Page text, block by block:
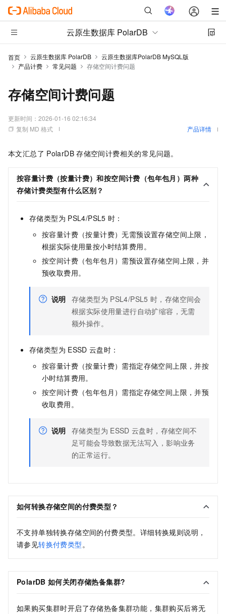
云原生数据库 PolarDB
首页 云原生数据库 PolarDB
云原生数据库PolarDB MySQL版
产品计费
常见问题 存储空间计费问题
存储空间计费问题
更新时间： 2026-01-16 02:16:34
复制 MD 格式
产品详情
本文汇总了 PolarDB 存储空间计费相关的常见问题。
按容量计费（按量计费）和按空间计费（包年包月）两种
存储计费类型有什么区别？
存储类型为 PSL4/PSL5 时：
按容量计费（按量计费）无需预设置存储空间上限，
根据实际使用量按小时结算费用。
按空间计费（包年包月）需预设置存储空间上限，并
预收取费用。
说明 存储类型为 PSL4/PSL5 时，存储空间会
根据实际使用量进行自动扩缩容，无需
额外操作。
存储类型为 ESSD 云盘时：
按容量计费（按量计费）需指定存储空间上限，并按
小时结算费用。
按空间计费（包年包月）需指定存储空间上限，并预
收取费用。
说明 存储类型为 ESSD 云盘时，存储空间不
足可能会导致数据无法写入，影响业务
的正常运行。
如何转换存储空间的付费类型 ？
不支持单独转换存储空间的付费类型。详细转换规则说明，
请参见转换付费类型。
PolarDB 如何关闭存储热备集群?
如果购买集群时开启了存储热备集群功能，集群购买后将无